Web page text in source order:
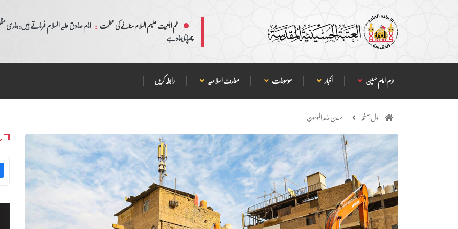
غم اہلبیت علیہم السلام منانے کی عظمت : امام صادق علیہ السلام فرماتے ہیں: ہماری
چھپانا جہاد ہے
حرم امام حسین أخبار موسوعات معارف اسلامیہ رابطہ کریں
اول صفحہ حسين حامد الموسوي